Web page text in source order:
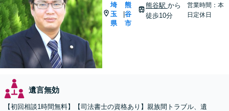
埼
玉
県
熊
谷
市
熊谷駅 から
徒歩10分
営業時間：本
日定休日
遺言無効
【初回相談1時間無料】【司法書士の資格あり】親族間トラブル、遺